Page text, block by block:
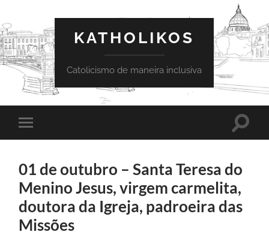
KATHOLIKOS
Catolicismo de maneira inclusiva
Toggle
mobile
Toggle
01 de outubro – Santa Teresa do
Menino Jesus, virgem carmelita,
doutora da Igreja, padroeira das
Missões